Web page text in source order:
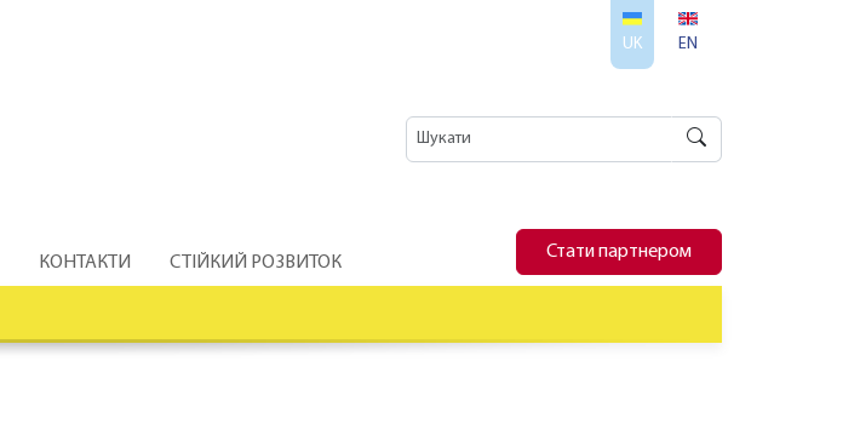
UK EN
КОНТАКТИ СТІЙКИЙ РОЗВИТОК
Стати партнером